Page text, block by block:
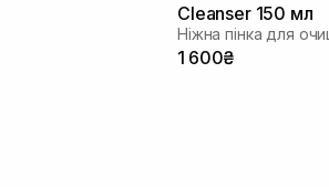
Cleanser 150 мл
1 600₴